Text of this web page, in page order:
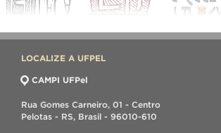
LOCALIZE A UFPEL
CAMPI UFPel
Rua Gomes Carneiro, 01 - Centro
Pelotas - RS, Brasil - 96010-610